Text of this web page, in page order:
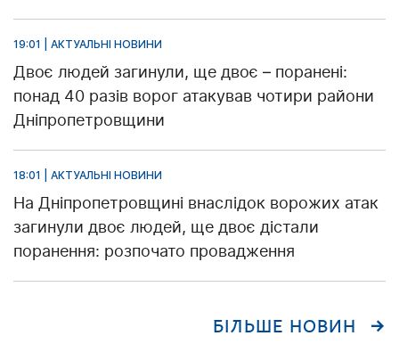
19:01 | АКТУАЛЬНІ НОВИНИ
Двоє людей загинули, ще двоє – поранені:
понад 40 разів ворог атакував чотири райони
Дніпропетровщини
18:01 | АКТУАЛЬНІ НОВИНИ
На Дніпропетровщині внаслідок ворожих атак
загинули двоє людей, ще двоє дістали
поранення: розпочато провадження
БІЛЬШЕ НОВИН